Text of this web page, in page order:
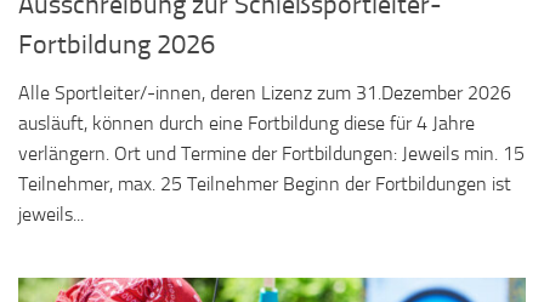
Fortbildung 2026
Alle Sportleiter/-innen, deren Lizenz zum 31.Dezember 2026
ausläuft, können durch eine Fortbildung diese für 4 Jahre
verlängern. Ort und Termine der Fortbildungen: Jeweils min. 15
Teilnehmer, max. 25 Teilnehmer Beginn der Fortbildungen ist
jeweils...